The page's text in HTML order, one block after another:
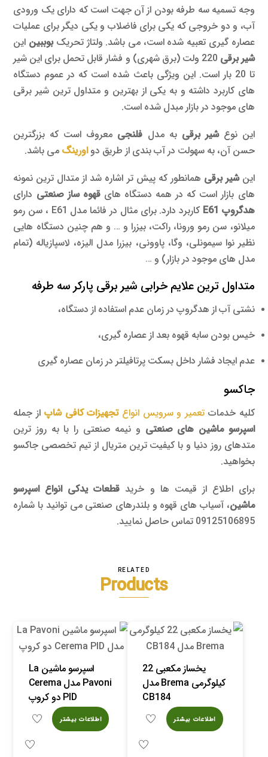
وجه تسمیه سه طرفه بودن از آن جهت است که دارای یک ورودی
آب، و دو خروجی که یکی برای فاضلاب و یکی دیگر برای عملیات
عصاره گیری تعبیه شده است، می باشد. ولتاژ تحریکبوببین این
شیر برقی
220 ولت (برق شهری) و فشار قابل تحمل برای این شیر
تا 20 بار است. این ویژگی باعث شده است که در عموم دستگاه
های کاربرد داشته و به یکی از بهترین و متداول ترین شیر برقی
های موجود در بازار مبدل شده است.
این نوعشیر برقی به مدل فلنجی معروف است که بزرگترین
حسن آن، به سهولت در آب بندی از طریق دواورینگ می باشد.
اینشیر برقی همانطور که پیش تر اشاره شد از متدال ترین نمونه
های بازار است که در همه دستگاه هایقهوه ساز صنعتی دارای
هدگروپ E61
کاربرد دارد. برای مثال در فائما مدل E61 ، سن رمو
میلانو، سن رمو ورونا، راکت، بیزرا و … و هم چنین دستگاه هایی
نظیر نوا سیمونلی، وگا، پاوونی، بیزرا مدل الیزه، لاسپازیاله (تمام
مدل های موجود در بازار) و …
متداول ترین علایم خرابی شیر برقی پارکر سه طرفه
نشتی آب از هدگروپ در زمان عدم استفاده از دستگاه،
خیس بودن سابه قهوه بعد از عصاره گیری،
عدم ایجاد فشار داخل بسکت پرتافیلتر در زمان عصاره گیری
جاکسو
کلیه خدمات تعمیر و سرویس انواعتجهیزات کافی شاپ از جمله
اسپرسو ماشین های صنعتی و نیمه صنعتی را با به روز ترین
متدهای روز دنیا و با کیفیت ترین متریال از تیم تخصصی جاکسو
بخواهید.
برای اطلاع از قیمت ها و خرید قطعات یدکی انواع اسپرسو
ماشین، آسیاب های قهوه و بلندرهای صنعتی می توانید با شماره
09125106895 تماس حاصل نمایید.
RELATED
Products
اسپرسو ماشین La
Pavoni مدل Cerema
PID دو کروپ
اطلاعات بیشتر
یخساز مکعبی 22
کیلوگرمی Brema مدل
CB184
اطلاعات بیشتر